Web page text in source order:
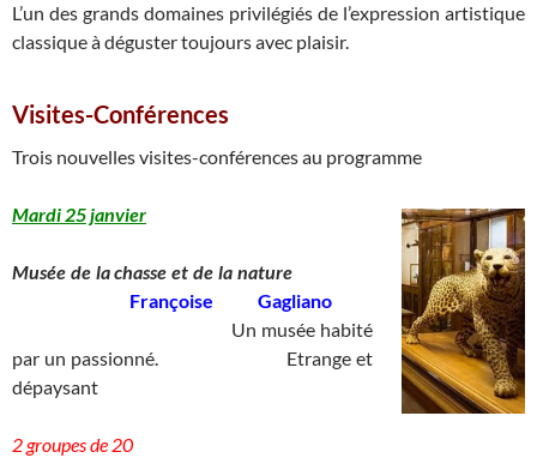
L’un des grands domaines privilégiés de l’expression artistique
classique à déguster toujours avec plaisir.
Visites-Conférences
Trois nouvelles visites-conférences au programme
Mardi 25 janvier
Musée de la chasse et de la nature
Françoise Gagliano
Un musée habité
par un passionné.
Etrange et
dépaysant
2 groupes de 20